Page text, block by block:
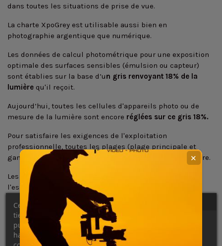
dans toutes les situations de prise de vue.
La charte XpoGrey est utilisable aussi bien en
photographie argentique que numérique.
Les données de calcul photométrique pour une exposition
optimale des surfaces sensibles (émulsion ou capteur)
sont établies sur la base d’un gris renvoyant 18% de la
lumière qu'il reçoit.
Aujourd’hui, toutes les cellules d'appareils photo ou de
mesure de la lumière sont encore réglées sur ce gris 18%.
Pour satisfaire les exigences de l'exploitation
professionnelle, toutes les plages (plage principale et
gamme de niveaux) sont mesurées au spectrophotomètre.
Les valeurs cibles sont connues et renseignées dans
l'espace Lab sous chaque plage.
Points forts:
*Pour faciliter le focus,une mire de mise
Ce site Web utilise ses propres cookies et ceux de
tiers pour améliorer nos services et vous montrer des
publicités liées à vos préférences en analysant vos
habitudes de navigation. Pour donner votre
✕